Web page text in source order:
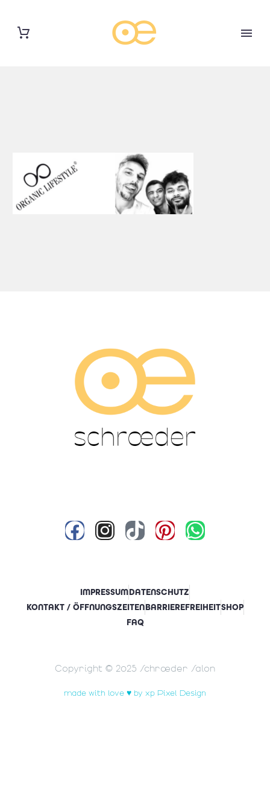
IMPRESSUMDATENSCHUTZ
KONTAKT / ÖFFNUNGSZEITENBARRIEREFREIHEITSHOP
FAQ
Copyright © 2025 Schrœder Salon
made with love ♥ by xp Pixel Design